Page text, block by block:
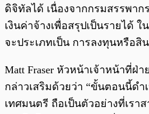
ดิจิทัลได้ เนื่องจากกรมสรรพาก
เงินค่าจ้างเพื่อสรุปเป็นรายได้
จะประเภทเป็น การลงทุนหรือสิ
Matt Fraser หัวหน้าเจ้าหน้าที่ฝ่
กล่าวเสริมด้วยว่า “ขั้นตอนนี้ดำ
เทศมนตรี ถือเป็นตัวอย่างที่เรา